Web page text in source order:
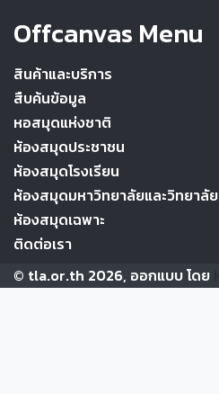
Offcanvas Menu
สินค้าและบริการ
สืบค้นข้อมูล
หอสมุดแห่งชาติ
ห้องสมุดประชาชน
ห้องสมุดโรงเรียน
ห้องสมุดมหาวิทยาลัยและวิทยาลัย
ห้องสมุดเฉพาะ
ติดต่อเรา
© tla.or.th 2026, ออกแบบ โดย